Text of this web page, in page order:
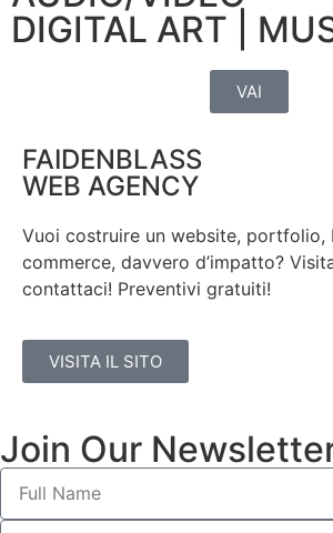
DIGITAL ART |
VAI
FAIDENBLASS
WEB AGENCY
Vuoi costruire un website, portfolio,
commerce, davvero d’impatto?
contattaci! Preventivi gratuiti!
VISITA IL SITO
Join Our